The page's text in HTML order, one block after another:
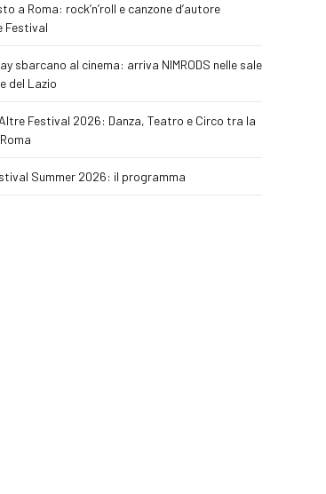
a Roma: rock’n’roll e canzone d’autore
Festival
sbarcano al cinema: arriva NIMRODS nelle sale
del Lazio
Festival 2026: Danza, Teatro e Circo tra la
Summer 2026: il programma